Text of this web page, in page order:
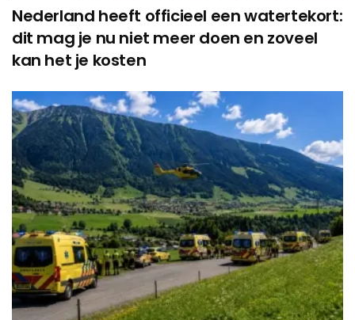
Nederland heeft officieel een watertekort:
dit mag je nu niet meer doen en zoveel
kan het je kosten